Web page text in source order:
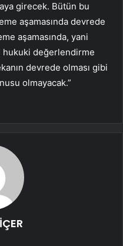
girecek. Bütün bu
aşamasında devrede
aşamasında, yani
hukuki değerlendirme
devrede olması gibi
olmayacak.”